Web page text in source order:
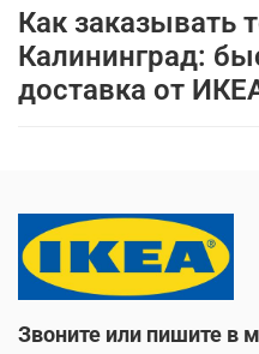
Как заказывать
Калининград:
доставка от
Звоните или пишите в